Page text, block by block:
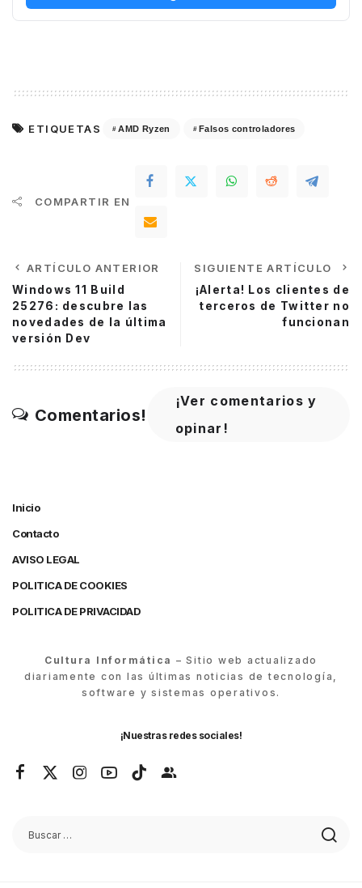
ETIQUETAS AMD Ryzen Falsos controladores
COMPARTIR EN
ARTÍCULO ANTERIOR
Windows 11 Build
25276: descubre las
novedades de la última
versión Dev
SIGUIENTE ARTÍCULO
¡Alerta! Los clientes de
terceros de Twitter no
funcionan
Comentarios!
¡Ver comentarios y
opinar!
Inicio
Contacto
AVISO LEGAL
POLITICA DE COOKIES
POLITICA DE PRIVACIDAD
Cultura Informática – Sitio web actualizado
diariamente con las últimas noticias de tecnología,
software y sistemas operativos.
¡Nuestras redes sociales!